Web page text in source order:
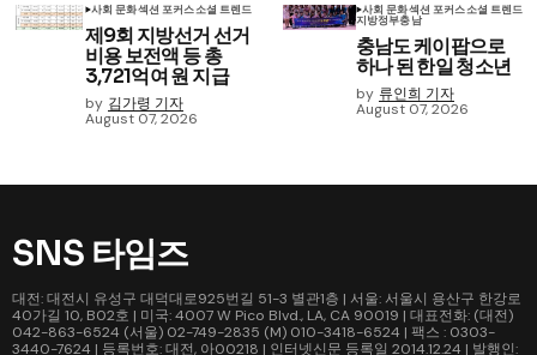
사회 문화섹션 포커스소셜 트렌드
제9회 지방선거 선거
비용 보전액 등 총
3,721억여 원 지급
by 김가령 기자
August 07, 2026
사회 문화섹션 포커스소셜 트렌드
지방정부충남
충남도 케이팝으로
하나 된 한일 청소년
by 류인희 기자
August 07, 2026
SNS 타임즈
대전: 대전시 유성구 대덕대로925번길 51-3 별관1층 | 서울: 서울시 용산구 한강로
40가길 10, B02호 | 미국: 4007 W Pico Blvd., LA, CA 90019 | 대표전화: (대전)
042-863-6524 (서울) 02-749-2835 (M) 010-3418-6524 | 팩스 : 0303-
3440-7624 | 등록번호: 대전, 아00218 | 인터넷신문 등록일 2014.12.24 | 발행인: